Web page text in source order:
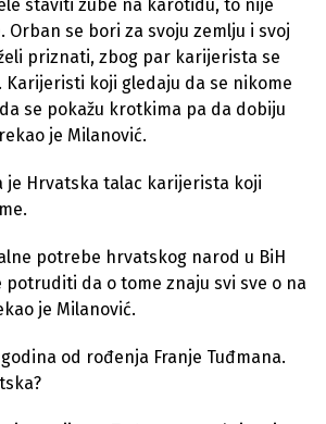
staviti zube na karotidu, to nije
Orban se bori za svoju zemlju i svoj
priznati, zbog par karijerista se
Karijeristi koji gledaju da se nikome
se pokažu krotkima pa da dobiju
je Milanović.
je Hrvatska talac karijerista koji
potrebe hrvatskog narod u BiH
potruditi da o tome znaju svi sve o na
je Milanović.
od rođenja Franje Tuđmana.